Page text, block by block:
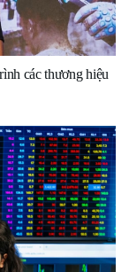
các thương hiệu